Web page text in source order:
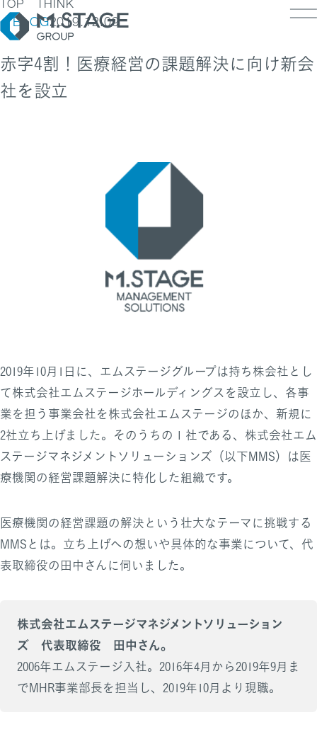
TOP / グループ代表挨拶・会社概
見るエムステージグループ
TOP THINK
BLOG2019.12.09
赤字4割！医療経営の課題解決に向け新会
社を設立
2019年10月1日に、エムステージグループは持ち株会社とし
て株式会社エムステージホールディングスを設立し、各事
業を担う事業会社を株式会社エムステージのほか、新規に
2社立ち上げました。そのうちの１社である、株式会社エム
ステージマネジメントソリューションズ（以下MMS）は医
療機関の経営課題解決に特化した組織です。
医療機関の経営課題の解決という壮大なテーマに挑戦する
MMSとは。立ち上げへの想いや具体的な事業について、代
表取締役の田中さんに伺いました。
株式会社エムステージマネジメントソリューション
ズ 代表取締役 田中さん。
2006年エムステージ入社。2016年4月から2019年9月ま
でMHR事業部長を担当し、2019年10月より現職。